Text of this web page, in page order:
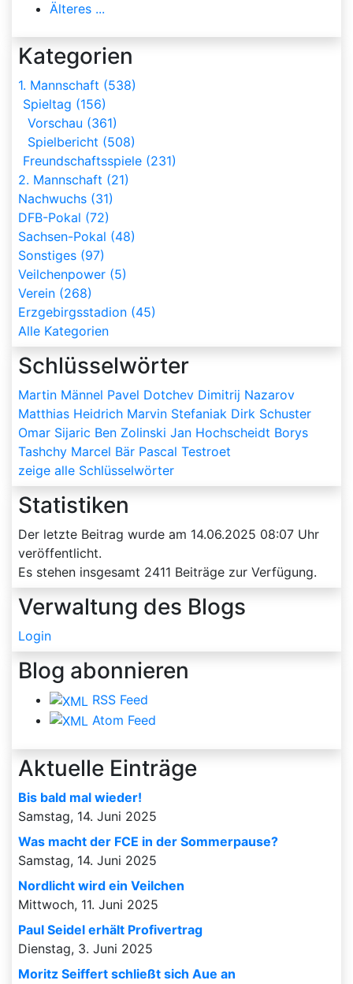
Älteres ...
Kategorien
1. Mannschaft (538)
Spieltag (156)
Vorschau (361)
Spielbericht (508)
Freundschaftsspiele (231)
2. Mannschaft (21)
Nachwuchs (31)
DFB-Pokal (72)
Sachsen-Pokal (48)
Sonstiges (97)
Veilchenpower (5)
Verein (268)
Erzgebirgsstadion (45)
Alle Kategorien
Schlüsselwörter
Martin Männel Pavel Dotchev Dimitrij Nazarov
Matthias Heidrich Marvin Stefaniak Dirk Schuster
Omar Sijaric Ben Zolinski Jan Hochscheidt Borys
Tashchy Marcel Bär Pascal Testroet
zeige alle Schlüsselwörter
Statistiken
Der letzte Beitrag wurde am 14.06.2025 08:07 Uhr
veröffentlicht.
Es stehen insgesamt 2411 Beiträge zur Verfügung.
Verwaltung des Blogs
Login
Blog abonnieren
RSS Feed
Atom Feed
Aktuelle Einträge
Bis bald mal wieder!
Samstag, 14. Juni 2025
Was macht der FCE in der Sommerpause?
Samstag, 14. Juni 2025
Nordlicht wird ein Veilchen
Mittwoch, 11. Juni 2025
Paul Seidel erhält Profivertrag
Dienstag, 3. Juni 2025
Moritz Seiffert schließt sich Aue an